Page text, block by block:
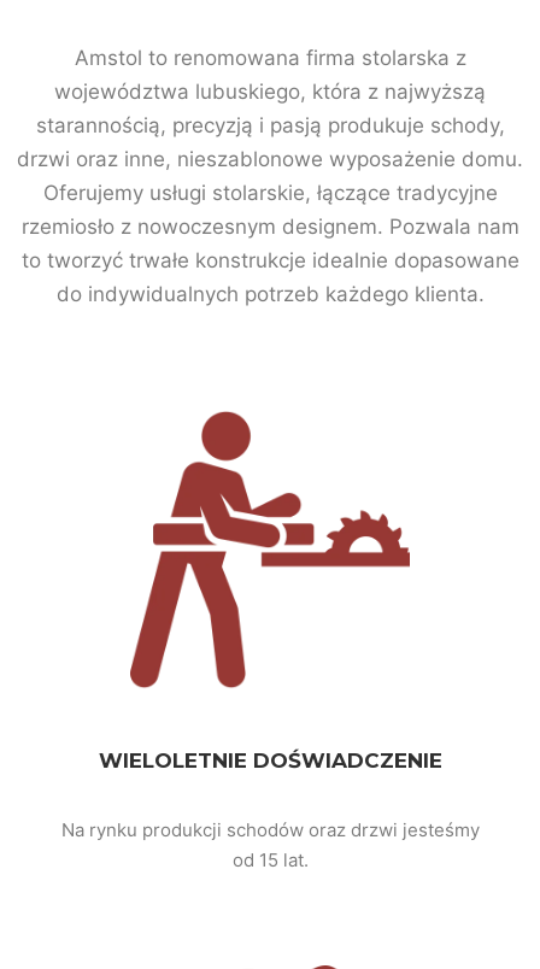
Amstol to renomowana firma stolarska z
województwa lubuskiego, która z najwyższą
starannością, precyzją i pasją produkuje schody,
drzwi oraz inne, nieszablonowe wyposażenie domu.
Oferujemy usługi stolarskie, łączące tradycyjne
rzemiosło z nowoczesnym designem. Pozwala nam
to tworzyć trwałe konstrukcje idealnie dopasowane
do indywidualnych potrzeb każdego klienta.
WIELOLETNIE DOŚWIADCZENIE
Na rynku produkcji schodów oraz drzwi jesteśmy
od 15 lat.